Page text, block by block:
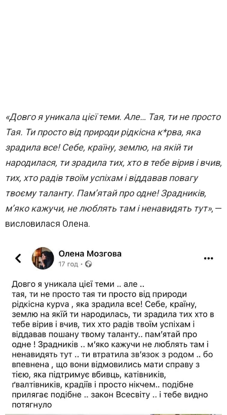
«Довго я уникала цієї теми. Але… Тая, ти не просто
Тая. Ти просто від природи рідкісна к*рва, яка
зрадила все! Себе, країну, землю, на якій ти
народилася, ти зрадила тих, хто в тебе вірив і вчив,
тих, хто радів твоїм успіхам і віддавав повагу
твоєму таланту. Пам’ятай про одне! Зрадників,
м’яко кажучи, не люблять там і ненавидять тут», —
висловилася Олена.